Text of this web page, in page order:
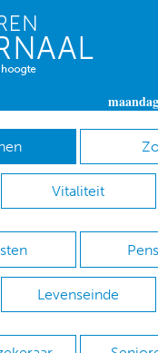
Vitaliteit
Levenseinde